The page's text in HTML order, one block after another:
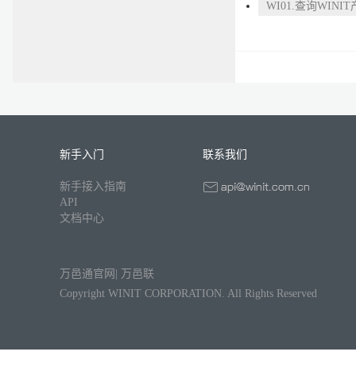
WI01.查询WINIT
新手入门
新手接入指南
API
文档中心
联系我们
万邑通官网
万邑联
Copyright WINIT CORPORATION. All Rights Reserved